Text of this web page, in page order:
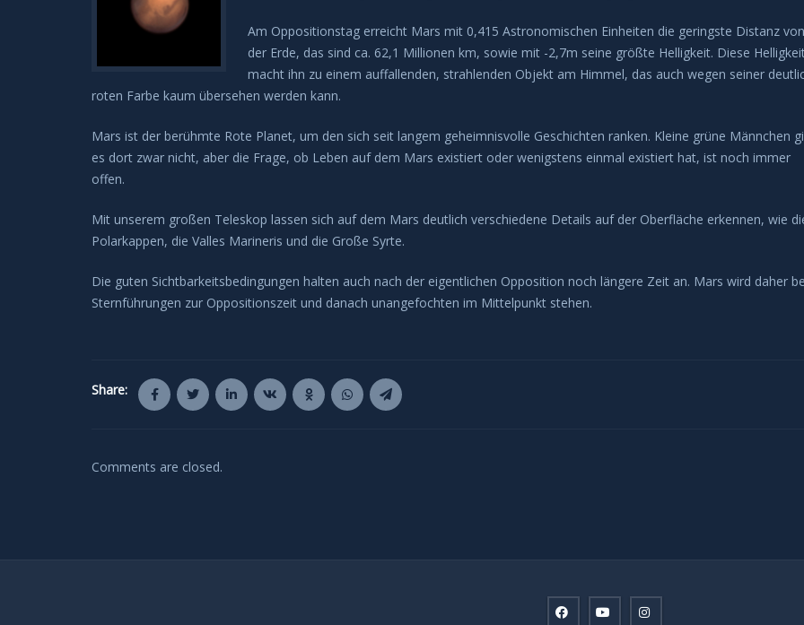
Am Oppositionstag erreicht Mars mit 0,415 Astronomischen Einheiten die geringste Distanz von
der Erde, das sind ca. 62,1 Millionen km, sowie mit -2,7m seine größte Helligkeit. Diese
macht ihn zu einem auffallenden, strahlenden Objekt am Himmel, das auch wegen seiner
roten Farbe kaum übersehen werden kann.
Mars ist der berühmte Rote Planet, um den sich seit langem geheimnisvolle Geschichten ranken. Kleine grüne Männchen
es dort zwar nicht, aber die Frage, ob Leben auf dem Mars existiert oder wenigstens einmal existiert hat, ist noch immer
offen.
Mit unserem großen Teleskop lassen sich auf dem Mars deutlich verschiedene Details auf der Oberfläche erkennen, wie
Polarkappen, die Valles Marineris und die Große Syrte.
Die guten Sichtbarkeitsbedingungen halten auch nach der eigentlichen Opposition noch längere Zeit an. Mars wird daher
Sternführungen zur Oppositionszeit und danach unangefochten im Mittelpunkt stehen.
Share:
Comments are closed.